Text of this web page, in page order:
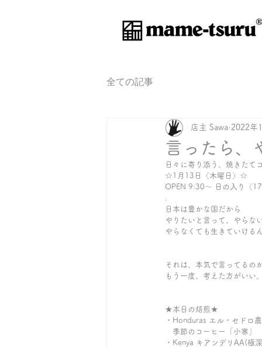
®️
全ての記事
言ったら、
店主 Sawa 2022年
日々に寄り添う、焼きたて
☆1月13日（木曜日）☆
OPEN 9:30〜 日の入り（
日本は豊かな国だから
やりたいと言って、やらな
やらなくても生きていける
それは、本気で言ってるの
もう一度、考えた方がいい
★本日の焙煎★
・Honduras エル・セドロ
季節のコーヒー「小寒」
・Kenya キアンデリAA(極